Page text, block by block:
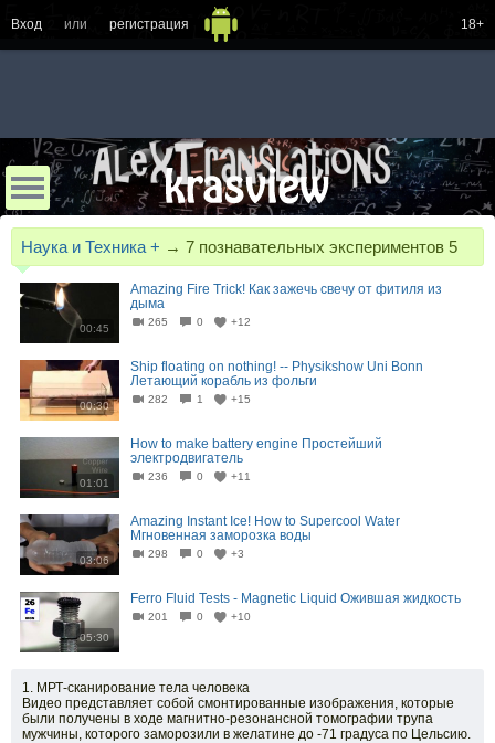
Вход или регистрация 18+
Наука и Техника + → 7 познавательных экспериментов 5
00:45
Amazing Fire Trick! Как зажечь свечу от фитиля из
дыма
265 0 +12
00:30
Ship floating on nothing! -- Physikshow Uni Bonn
Летающий корабль из фольги
282 1 +15
01:01
How to make battery engine Простейший
электродвигатель
236 0 +11
03:06
Amazing Instant Ice! How to Supercool Water
Мгновенная заморозка воды
298 0 +3
05:30
Ferro Fluid Tests - Magnetic Liquid Ожившая жидкость
201 0 +10
1. МРТ-сканирование тела человека
Видео представляет собой смонтированные изображения, которые
были получены в ходе магнитно-резонансной томографии трупа
мужчины, которого заморозили в желатине до -71 градуса по Цельсию.